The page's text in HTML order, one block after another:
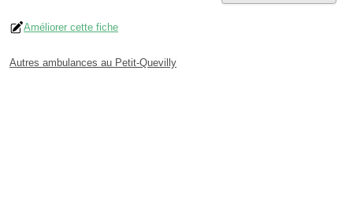
Améliorer cette fiche
Autres ambulances au Petit-Quevilly